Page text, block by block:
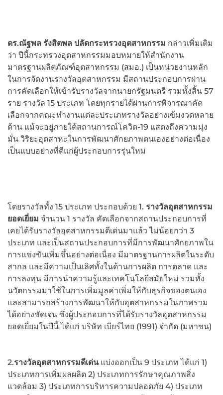
ดร.ณัฐพล รังสิตพล ปลัดกระทรวงอุตสาหกรรม กล่าวเพิ่มเติม
ว่า ปีนี้กระทรวงอุตสาหกรรมมอบหมายให้สำนักงาน
มาตรฐานผลิตภัณฑ์อุตสาหกรรม (สมอ.) เป็นหน่วยงานหลัก
ในการจัดงานรางวัลอุตสาหกรรม มีสถานประกอบการผ่าน
การคัดเลือกให้เข้ารับรางวัลจากนายกรัฐมนตรี รวมทั้งสิ้น 57
ราย รางวัล 15 ประเภท โดยทุกรายได้ผ่านการพิจารณาคัด
เลือกจากคณะทำงานแต่ละประเภทรางวัลอย่างเข้มงวดหลาย
ด้าน แม้จะอยู่ภายใต้สถานการณ์โควิด-19 แสดงถึงความมุ่ง
มั่น วิริยะอุตสาหะในการพัฒนาศักยภาพตนเองอย่างต่อเนื่อง
เป็นแบบอย่างที่ดีแก่ผู้ประกอบการรุ่นใหม่
โดยรางวัลทั้ง 15 ประเภท ประกอบด้วย 1. รางวัลอุตสาหกรรม
ยอดเยี่ยม จำนวน 1 รางวัล คัดเลือกจากสถานประกอบการที่
เคยได้รับรางวัลอุตสาหกรรมดีเด่นมาแล้ว ไม่น้อยกว่า 3
ประเภท และเป็นสถานประกอบการที่มีการพัฒนาศักยภาพใน
การแข่งขันเพิ่มขึ้นอย่างต่อเนื่อง มีมาตรฐานการผลิตในระดับ
สากล และมีความเป็นเลิศทั้งในด้านการผลิต การตลาด และ
การลงทุน มีการนำความรู้และเทคโนโลยีสมัยใหม่ รวมทั้ง
นวัตกรรมมาใช้ในการเพิ่มมูลค่าเพิ่มให้กับธุรกิจของตนเอง
และสามารถสร้างการพัฒนาให้กับอุตสาหกรรมในภาพรวม
ได้อย่างชัดเจน ซึ่งผู้ประกอบการที่ได้รับรางวัลอุตสาหกรรม
ยอดเยี่ยมในปีนี้ ได้แก่ บริษัท เบียร์ไทย (1991) จำกัด (มหาชน)
2.รางวัลอุตสาหกรรมดีเด่น แบ่งออกเป็น 9 ประเภท ได้แก่ 1)
ประเภทการเพิ่มผลผลิต 2) ประเภทการรักษาคุณภาพสิ่ง
แวดล้อม 3) ประเภทการบริหารความปลอดภัย 4) ประเภท